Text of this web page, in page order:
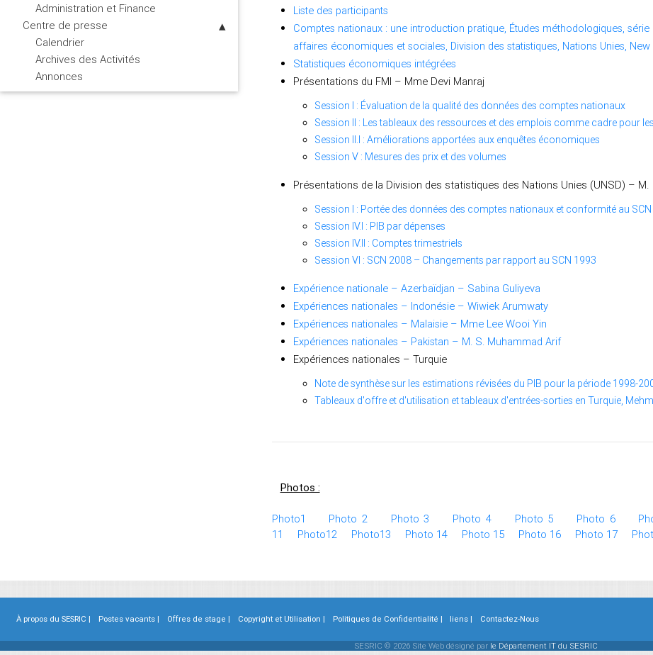
Administration et Finance
Centre de presse
Calendrier
Archives des Activités
Annonces
Liste des participants
Comptes nationaux : une introduction pratique, Études méthodologiques,
affaires économiques et sociales, Division des statistiques, Nations Unies, New
Statistiques économiques intégrées
Présentations du FMI – Mme Devi Manraj
Session I : Évaluation de la qualité des données des comptes nationaux
Session II : Les tableaux des ressources et des emplois comme cadre pour
Session II.I : Améliorations apportées aux enquêtes économiques
Session V : Mesures des prix et des volumes
Présentations de la Division des statistiques des Nations Unies (UNSD) – M.
Session I : Portée des données des comptes nationaux et conformité au
Session IV.I : PIB par dépenses
Session IV.II : Comptes trimestriels
Session VI : SCN 2008 – Changements par rapport au SCN 1993
Expérience nationale – Azerbaïdjan – Sabina Guliyeva
Expériences nationales – Indonésie – Wiwiek Arumwaty
Expériences nationales – Malaisie – Mme Lee Wooi Yin
Expériences nationales – Pakistan – M. S. Muhammad Arif
Expériences nationales – Turquie
Note de synthèse sur les estimations révisées du PIB pour la période 1998-
Tableaux d'offre et d'utilisation et tableaux d'entrées-sorties en Turquie,
Photos :
Photo1 Photo 2 Photo 3 Photo 4 Photo 5 Photo 6
11
Photo12 Photo13 Photo 14 Photo 15 Photo 16 Photo 17
À propos du SESRIC | Postes vacants | Offres de stage | Copyright et Utilisation | Politiques de Confidentialité | liens | Contactez-Nous
SESRIC © 2026 Site Web désigné par le Département IT du SESRIC